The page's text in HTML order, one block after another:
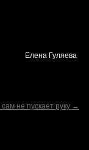
Елена Гуляева
сам не пускает руку →